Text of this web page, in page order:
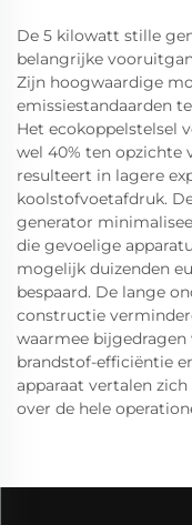
De 5 kilowatt stille
belangrijke
Zijn hoogwaardige
emissiestandaarden
Het ecokoppelstelsel
wel 40% ten opzichte
resulteert in lagere
koolstofvoetafdruk.
generator
die gevoelige
mogelijk duizenden
bespaard. De lange
constructie
waarmee
brandstof-efficiëntie
apparaat vertalen
over de hele